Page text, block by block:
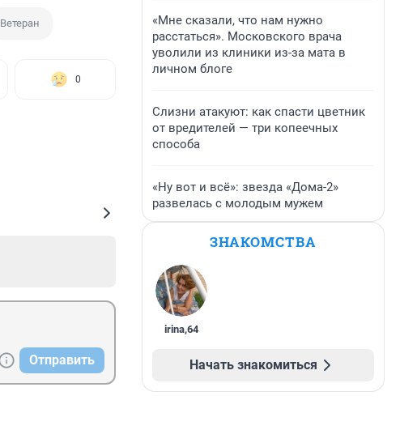
Ветеран
0
Отправить
«Мне сказали, что нам нужно
расстаться». Московского врача
уволили из клиники из-за мата в
личном блоге
Слизни атакуют: как спасти цветник
от вредителей — три копеечных
способа
«Ну вот и всё»: звезда «Дома-2»
развелась с молодым мужем
ЗНАКОМСТВА
irina,64
Начать знакомиться